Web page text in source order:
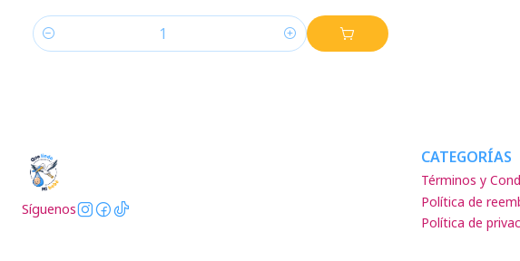
Cantidad
Síguenos
CATEGORÍAS
Términos y
Política de
Política de